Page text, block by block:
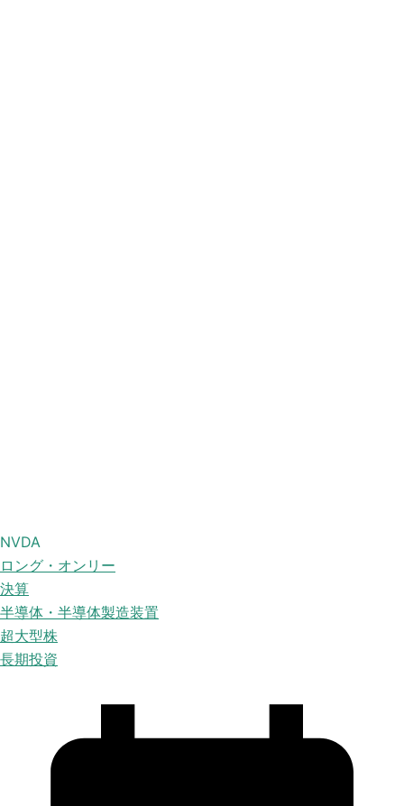
NVDA
ロング・オンリー
決算
半導体・半導体製造装置
超大型株
長期投資